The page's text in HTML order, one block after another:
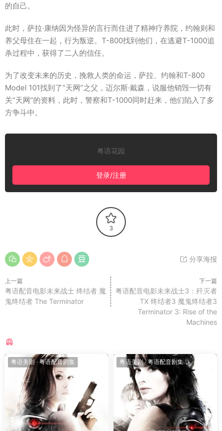
的自己。
此时，萨拉·康纳因为怪异的言行而住进了精神疗养院，约翰则和
养父母住在一起，行为叛逆。T-800找到他们，在逃避T-1000追
杀过程中，获得了二人的信任。
为了改变未来的历史，挽救人类的命运，萨拉、约翰和T-800
Model 101找到了“天网”之父，迈尔斯·戴森，说服他销毁一切有
关“天网”的资料，此时，警察和T-1000同时赶来，他们陷入了多
方争斗中。
粤语花园
登录/注册
3
分享海报
上一篇
粤语配音电影未来战士 终结者 魔
鬼终结者 The Terminator
下一篇
粤语配音电影未来战士3：歼灭者
TX 终结者3 魔鬼终结者3
Terminator 3: Rise of the
Machines
粤语美剧·粤语配音剧集 粤语美剧·粤语配音剧集